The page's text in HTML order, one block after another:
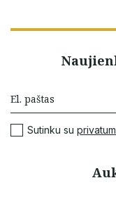
Sutinku su